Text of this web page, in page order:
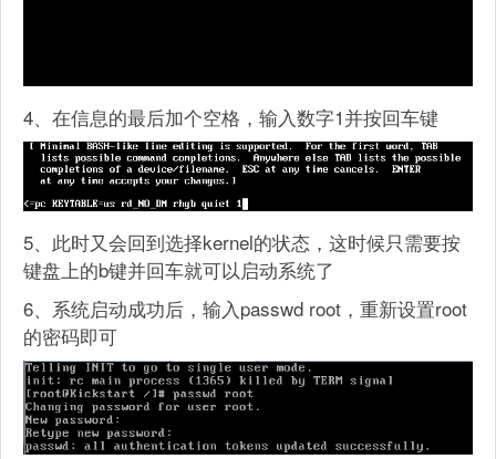
4、在信息的最后加个空格，输入数字1并按回车键
5、此时又会回到选择kernel的状态，这时候只需要按
键盘上的b键并回车就可以启动系统了
6、系统启动成功后，输入passwd root，重新设置root
的密码即可